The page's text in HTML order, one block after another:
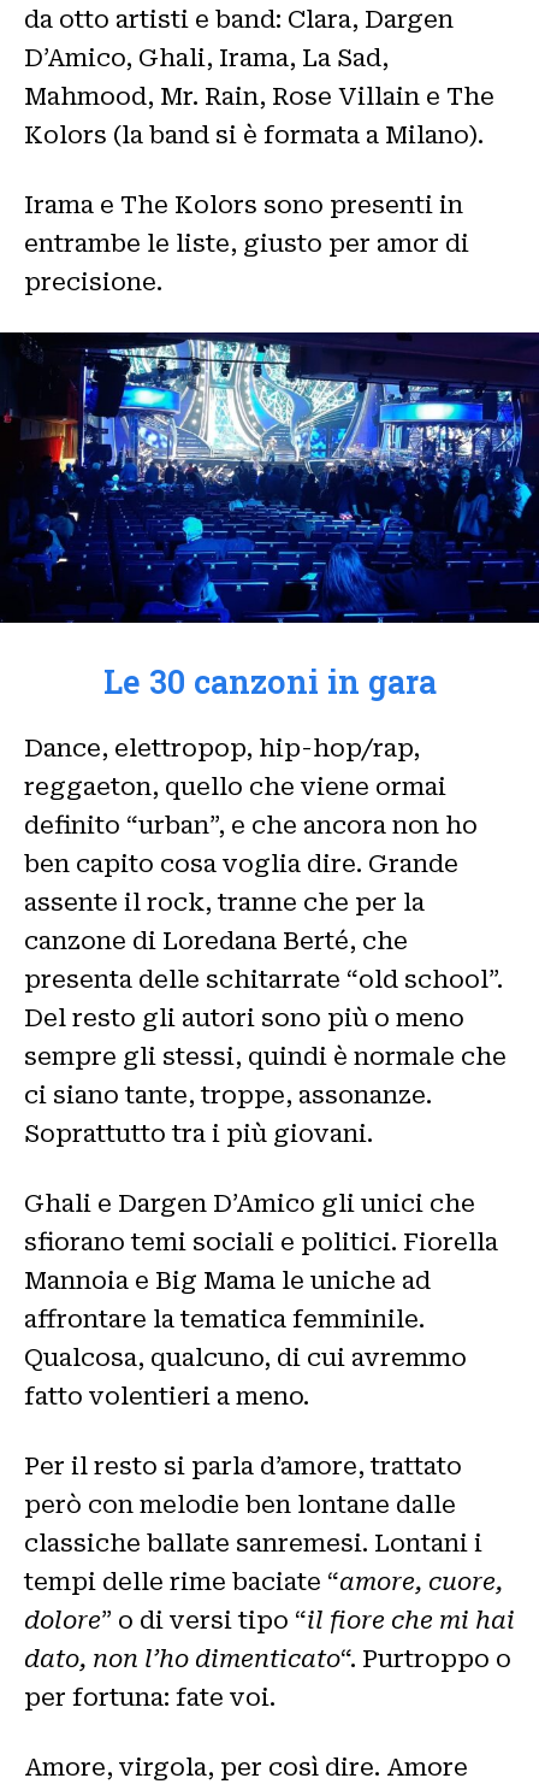
da otto artisti e band: Clara, Dargen
D’Amico, Ghali, Irama, La Sad,
Mahmood, Mr. Rain, Rose Villain e The
Kolors (la band si è formata a Milano).
Irama e The Kolors sono presenti in
entrambe le liste, giusto per amor di
precisione.
Le 30 canzoni in gara
Dance, elettropop, hip-hop/rap,
reggaeton, quello che viene ormai
definito “urban”, e che ancora non ho
ben capito cosa voglia dire. Grande
assente il rock, tranne che per la
canzone di Loredana Berté, che
presenta delle schitarrate “old school”.
Del resto gli autori sono più o meno
sempre gli stessi, quindi è normale che
ci siano tante, troppe, assonanze.
Soprattutto tra i più giovani.
Ghali e Dargen D’Amico gli unici che
sfiorano temi sociali e politici. Fiorella
Mannoia e Big Mama le uniche ad
affrontare la tematica femminile.
Qualcosa, qualcuno, di cui avremmo
fatto volentieri a meno.
Per il resto si parla d’amore, trattato
però con melodie ben lontane dalle
classiche ballate sanremesi. Lontani i
tempi delle rime baciate “amore, cuore,
dolore” o di versi tipo “il fiore che mi hai
dato, non l’ho dimenticato“. Purtroppo o
per fortuna: fate voi.
Amore, virgola, per così dire. Amore